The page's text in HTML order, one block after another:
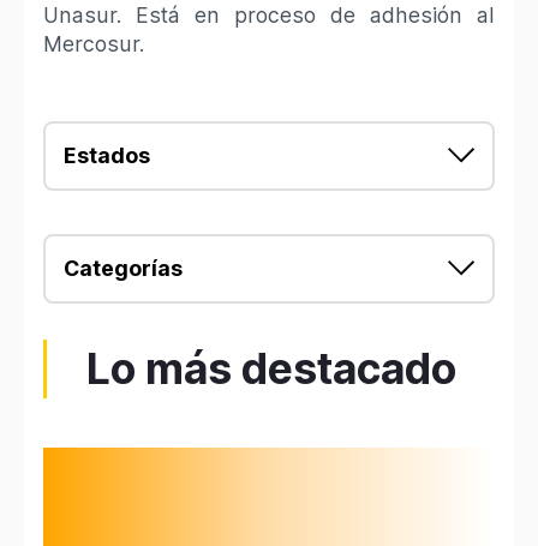
Unasur. Está en proceso de adhesión al
Mercosur.
Estados
Categorías
Lo más destacado